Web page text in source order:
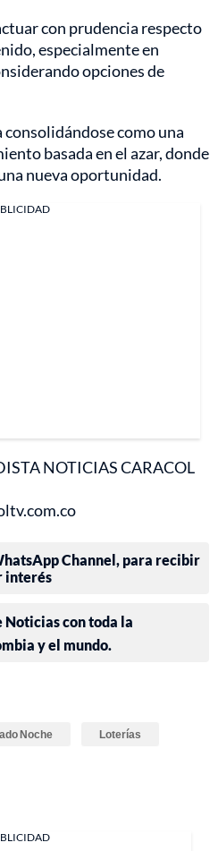
con prudencia respecto
especialmente en
opciones de
como una
basada en el azar, donde
nueva oportunidad.
NOTICIAS CARACOL
Channel, para recibir
interés
Noticias con toda la
y el mundo.
Noche Loterías